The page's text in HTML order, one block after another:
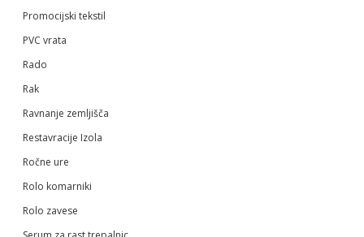
Promocijski tekstil
PVC vrata
Rado
Rak
Ravnanje zemljišča
Restavracije Izola
Ročne ure
Rolo komarniki
Rolo zavese